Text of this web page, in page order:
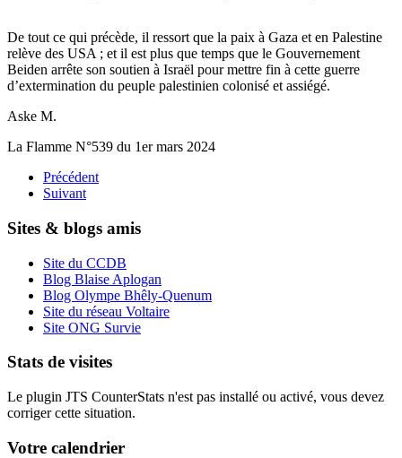
De tout ce qui précède, il ressort que la paix à Gaza et en Palestine
relève des USA ; et il est plus que temps que le Gouvernement
Beiden arrête son soutien à Israël pour mettre fin à cette guerre
d’extermination du peuple palestinien colonisé et assiégé.
Aske M.
La Flamme N°539 du 1er mars 2024
Précédent
Suivant
Sites & blogs amis
Site du CCDB
Blog Blaise Aplogan
Blog Olympe Bhêly-Quenum
Site du réseau Voltaire
Site ONG Survie
Stats de visites
Le plugin JTS CounterStats n'est pas installé ou activé, vous devez
corriger cette situation.
Votre calendrier